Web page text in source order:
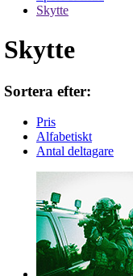
Skytte
Skytte
Sortera efter:
Pris
Alfabetiskt
Antal deltagare